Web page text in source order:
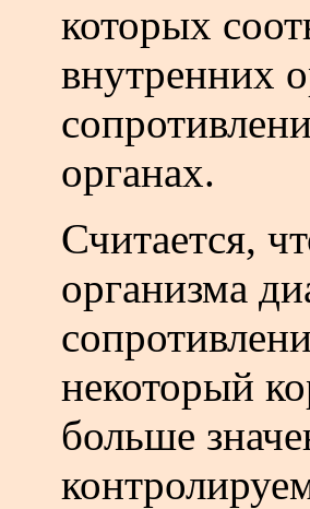
которых
внутренних
органах.
Считается,
организма
некоторый
больше